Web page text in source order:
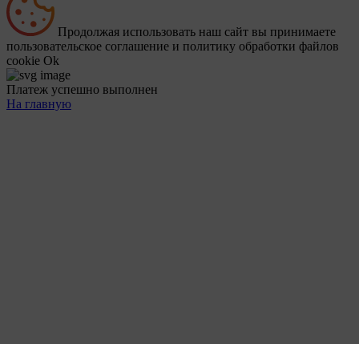
Продолжая использовать наш сайт вы принимаете
пользовательское соглашение и политику обработки файлов
cookie Ok
Платеж успешно выполнен
На главную